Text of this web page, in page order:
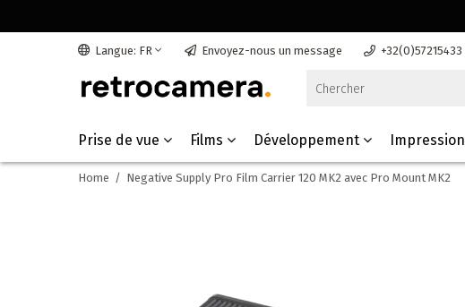
Langue: FR Envoyez-nous un message +32(0)57215433
Prise de vue Films Développement Impression
Home / Negative Supply Pro Film Carrier 120 MK2 avec Pro Mount MK2